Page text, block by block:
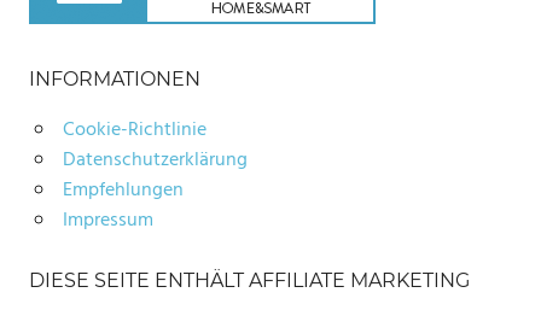
INFORMATIONEN
Cookie-Richtlinie
Datenschutzerklärung
Empfehlungen
Impressum
DIESE SEITE ENTHÄLT AFFILIATE MARKETING